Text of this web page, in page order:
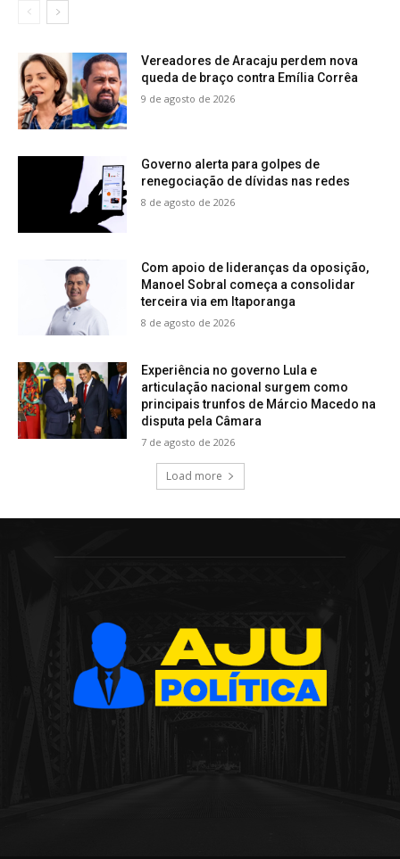
Vereadores de Aracaju perdem nova
queda de braço contra Emília Corrêa
9 de agosto de 2026
Governo alerta para golpes de
renegociação de dívidas nas redes
8 de agosto de 2026
Com apoio de lideranças da oposição,
Manoel Sobral começa a consolidar
terceira via em Itaporanga
8 de agosto de 2026
Experiência no governo Lula e
articulação nacional surgem como
principais trunfos de Márcio Macedo na
disputa pela Câmara
7 de agosto de 2026
Load more